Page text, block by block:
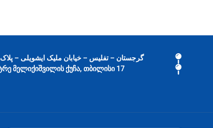
گرجستان – تفلیس – خیابان ملیک ایشویلی – پلاک 17
17 პეტრე მელიქიშვილის ქუჩა, თბილისი